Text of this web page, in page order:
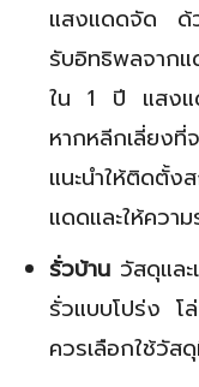
แสงแดดจัด ด้ว
รับอิทธิพลจาก
ใน 1 ปี แสงแด
หากหลีกเลี่ยง
แนะนำให้ติดตั้
แดดและให้ความ
รั่วบ้าน วัสดุแล
รั่วแบบโปร่ง โ
ควรเลือกใช้วัส